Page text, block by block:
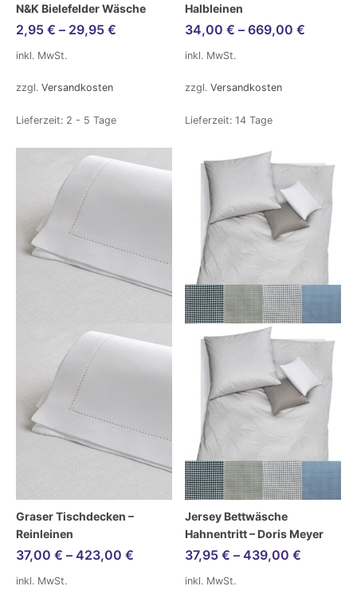
N&K Bielefelder Wäsche
2,95 € – 29,95 €
inkl. MwSt.
zzgl. Versandkosten
Lieferzeit: 2 - 5 Tage
Halbleinen
34,00 € – 669,00 €
inkl. MwSt.
zzgl. Versandkosten
Lieferzeit: 14 Tage
Graser Tischdecken –
Reinleinen
37,00 € – 423,00 €
inkl. MwSt.
Jersey Bettwäsche
Hahnentritt – Doris Meyer
37,95 € – 439,00 €
inkl. MwSt.